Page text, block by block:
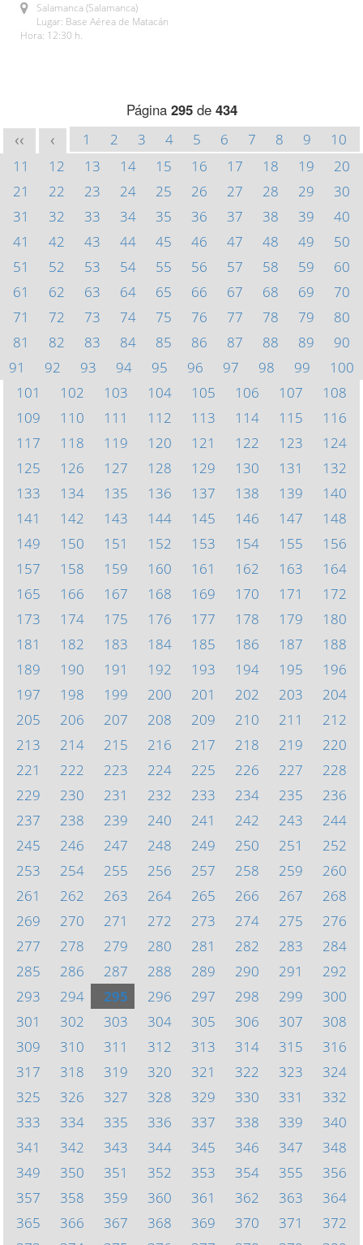
Salamanca (Salamanca)
Lugar: Base Aérea de Matacán
Hora: 12:30 h.
Página 295de 434
<< < 1 2 3 4 5 6 7 8 9
10
11
12 13 14 15 16 17 18 19
20
21
22 23 24 25 26 27 28 29
30
31
32 33 34 35 36 37 38 39
40
41
42 43 44 45 46 47 48 49
50
51
52 53 54 55 56 57 58 59
60
61
62 63 64 65 66 67 68 69
70
71
72 73 74 75 76 77 78 79
80
81
82 83 84 85 86 87 88 89
90
91
92 93 94 95 96 97 98 99
100
101
102 103 104 105 106 107
108
109
110 111 112 113 114 115
116
117
118 119 120 121 122 123
124
125
126 127 128 129 130 131
132
133
134 135 136 137 138 139
140
141
142 143 144 145 146 147
148
149
150 151 152 153 154 155
156
157
158 159 160 161 162 163
164
165
166 167 168 169 170 171
172
173
174 175 176 177 178 179
180
181
182 183 184 185 186 187
188
189
190 191 192 193 194 195
196
197
198 199 200 201 202 203
204
205
206 207 208 209 210 211
212
213
214 215 216 217 218 219
220
221
222 223 224 225 226 227
228
229
230 231 232 233 234 235
236
237
238 239 240 241 242 243
244
245
246 247 248 249 250 251
252
253
254 255 256 257 258 259
260
261
262 263 264 265 266 267
268
269
270 271 272 273 274 275
276
277
278 279 280 281 282 283
284
285
286 287 288 289 290 291
292
293
294 295 296 297 298 299
300
301
302 303 304 305 306 307
308
309
310 311 312 313 314 315
316
317
318 319 320 321 322 323
324
325
326 327 328 329 330 331
332
333
334 335 336 337 338 339
340
341
342 343 344 345 346 347
348
349
350 351 352 353 354 355
356
357
358 359 360 361 362 363
364
365
366 367 368 369 370 371
372